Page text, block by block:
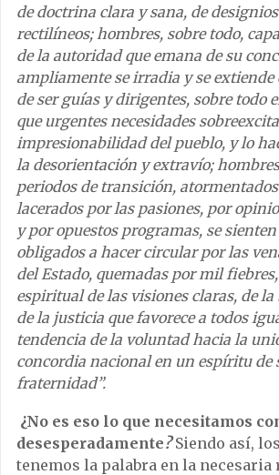
de doctrina clara y sana, de
rectilíneos; hombres, sobre todo,
de la autoridad que emana de su
ampliamente se irradia y se extiende
de ser guías y dirigentes, sobre todo
que urgentes necesidades
impresionabilidad del pueblo, y lo
la desorientación y extravío;
periodos de transición,
lacerados por las pasiones, por
y por opuestos programas, se
obligados a hacer circular por las
del Estado, quemadas por mil
espiritual de las visiones claras, de
de la justicia que favorece a todos
tendencia de la voluntad hacia la
concordia nacional en un espíritu de
fraternidad”.
¿No es eso lo que necesitamos
desesperadamente?Siendo así,
tenemos la palabra en la necesaria